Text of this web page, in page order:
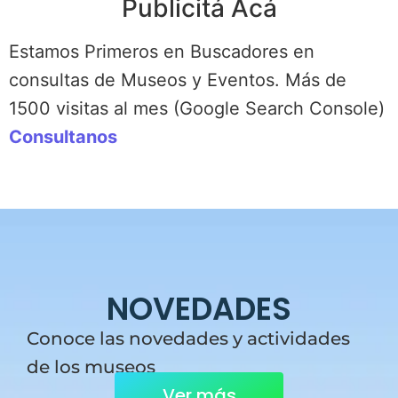
Publicitá Acá
Estamos Primeros en Buscadores en
consultas de Museos y Eventos. Más de
1500 visitas al mes (Google Search Console)
Consultanos
NOVEDADES
Conoce las novedades y actividades
de los museos